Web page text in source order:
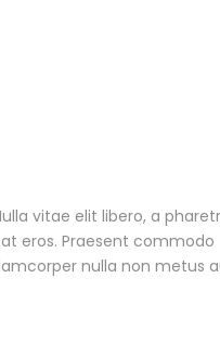
vitae elit libero, a
eros. Praesent commodo
nulla non metus